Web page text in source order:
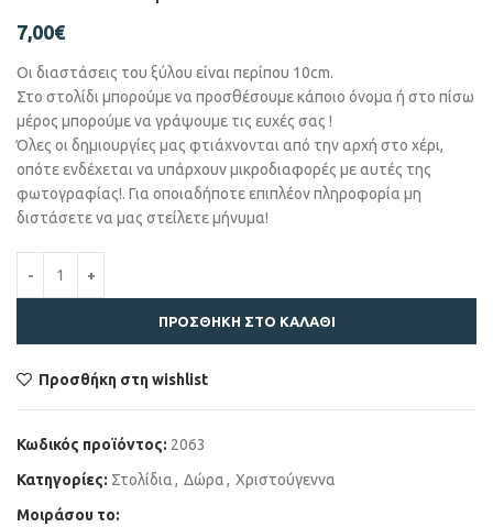
7,00€
Οι διαστάσεις του ξύλου είναι περίπου 10cm.
Στο στολίδι μπορούμε να προσθέσουμε κάποιο όνομα ή στο πίσω
μέρος μπορούμε να γράψουμε τις ευχές σας !
Όλες οι δημιουργίες μας φτιάχνονται από την αρχή στο χέρι,
οπότε ενδέχεται να υπάρχουν μικροδιαφορές με αυτές της
φωτογραφίας!. Για οποιαδήποτε επιπλέον πληροφορία μη
διστάσετε να μας στείλετε μήνυμα!
ΠΡΟΣΘΉΚΗ ΣΤΟ ΚΑΛΆΘΙ
Προσθήκη στη wishlist
Κωδικός προϊόντος: 2063
Κατηγορίες: Στολίδια, Δώρα, Χριστούγεννα
Μοιράσου το: